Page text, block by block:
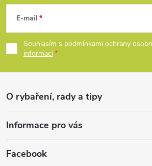
c
í
p
r
v
y
v
p
a
E-mail
Souhlasím s podmínkami ochrany
informací
O rybaření, rady a tipy
Informace pro vás
Facebook